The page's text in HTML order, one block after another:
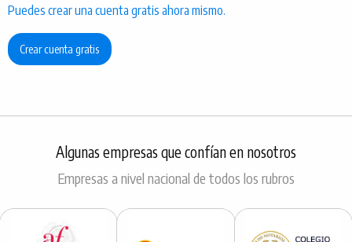
Puedes crear una cuenta gratis ahora mismo.
Crear cuenta gratis
Algunas empresas que confían en nosotros
Empresas a nivel nacional de todos los rubros